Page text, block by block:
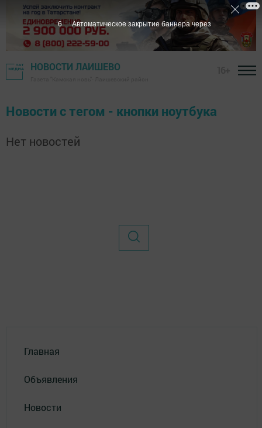
НОВОСТИ ЛАИШЕВО
Новости с тегом - кнопки ноутбука
Нет новостей
Главная
Объявления
Новости
6 Автоматическое закрытие баннера через